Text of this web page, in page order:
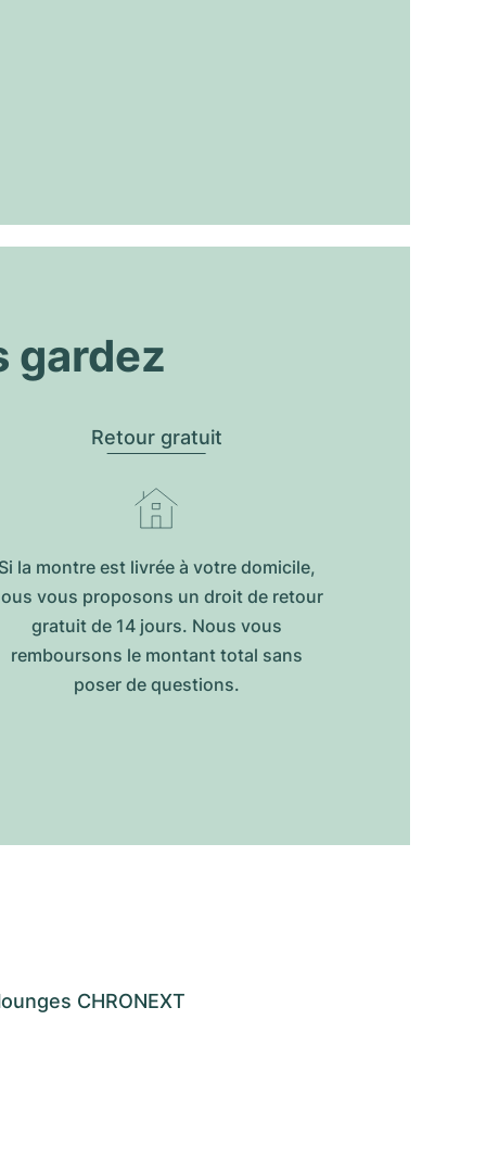
gardez
Retour gratuit
la montre est livrée à votre domicile,
vous proposons un droit de retour
gratuit de 14 jours. Nous vous
remboursons le montant total sans
poser de questions.
CHRONEXT